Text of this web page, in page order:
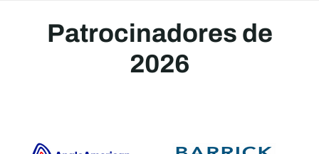
Patrocinadores de
2026